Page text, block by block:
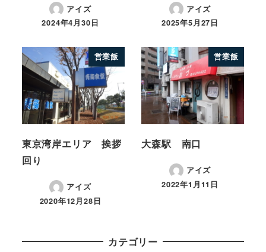
アイズ
2024年4月30日
アイズ
2025年5月27日
営業飯
東京湾岸エリア 挨拶
回り
アイズ
2020年12月28日
営業飯
大森駅 南口
アイズ
2022年1月11日
カテゴリー